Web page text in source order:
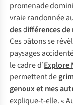
promenade
vraie randonnée
des différences
Ces bâtons se
paysages
le cadre d’Explore
permettent de
genoux et mes
explique-t-elle. «